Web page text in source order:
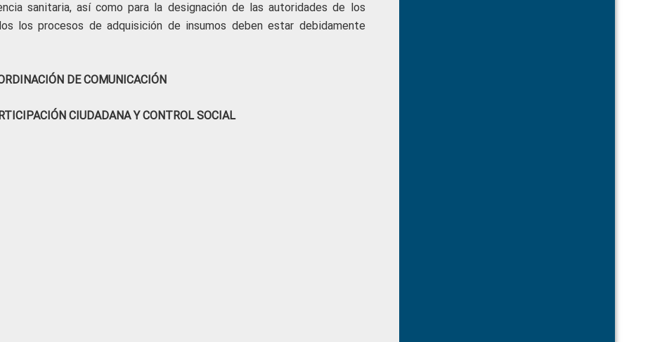
sanitaria, así como para la designación de las autoridades de los
los procesos de adquisición de insumos deben estar debidamente
DE COMUNICACIÓN
CIUDADANA Y CONTROL SOCIAL